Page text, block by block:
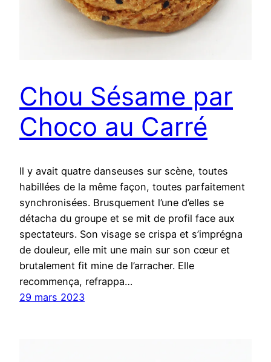
Chou Sésame par
Choco au Carré
Il y avait quatre danseuses sur scène, toutes
habillées de la même façon, toutes parfaitement
synchronisées. Brusquement l’une d’elles se
détacha du groupe et se mit de profil face aux
spectateurs. Son visage se crispa et s’imprégna
de douleur, elle mit une main sur son cœur et
brutalement fit mine de l’arracher. Elle
recommença, refrappa…
29 mars 2023